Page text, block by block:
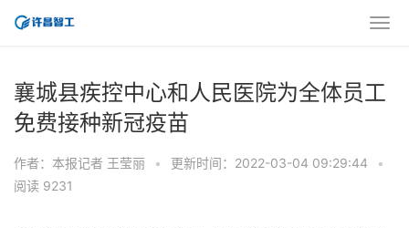
襄城县疾控中心和人民医院为全体员工
免费接种新冠疫苗
作者：本报记者 王莹丽 • 更新时间：2022-03-04 09:29:44
•
阅读 9231